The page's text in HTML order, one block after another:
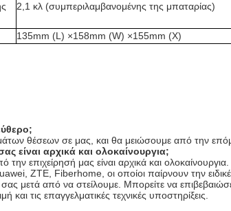
2,1 κλ (συμπεριλαμβανομένης της μπαταρίας)
135mm (L) ×158mm (W) ×155mm (Χ)
θέσεων σε μας, και θα μειώσουμε από την
είναι αρχικά και ολοκαίνουργια;
επιχείρησή μας είναι αρχικά και ολοκαίνουργια.
ZTE, Fiberhome, οι οποίοι παίρνουν την
μετά από να στείλουμε. Μπορείτε να
και τις επαγγελματικές τεχνικές υποστηρίξεις.